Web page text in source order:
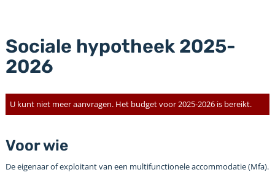
Sociale hypotheek 2025-
2026
U kunt niet meer aanvragen. Het budget voor 2025-2026 is bereikt.
Voor wie
De eigenaar of exploitant van een multifunctionele accommodatie (Mfa).